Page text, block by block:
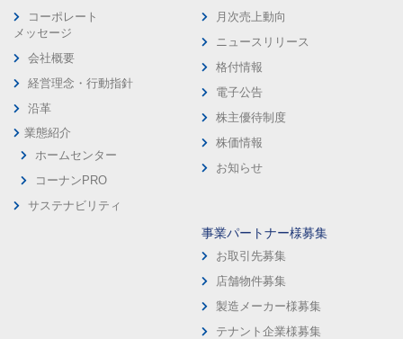
コーポレート
メッセージ
会社概要
経営理念・行動指針
沿革
業態紹介
ホームセンター
コーナンPRO
サステナビリティ
月次売上動向
ニュースリリース
格付情報
電子公告
株主優待制度
株価情報
お知らせ
事業パートナー様募集
お取引先募集
店舗物件募集
製造メーカー様募集
テナント企業様募集